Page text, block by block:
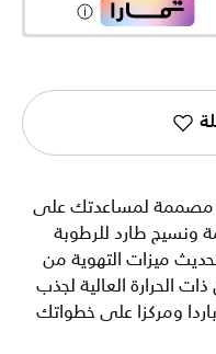
مصممة لمساعدتك على
ونسيج طارد للرطوبة
ميزات التهوية من
الحرارة العالية لجذب
ومركزا على خطواتك